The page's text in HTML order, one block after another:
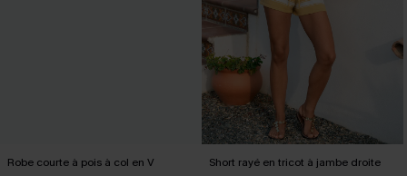
Robe courte à pois à col en V Short rayé en tricot à jambe droite